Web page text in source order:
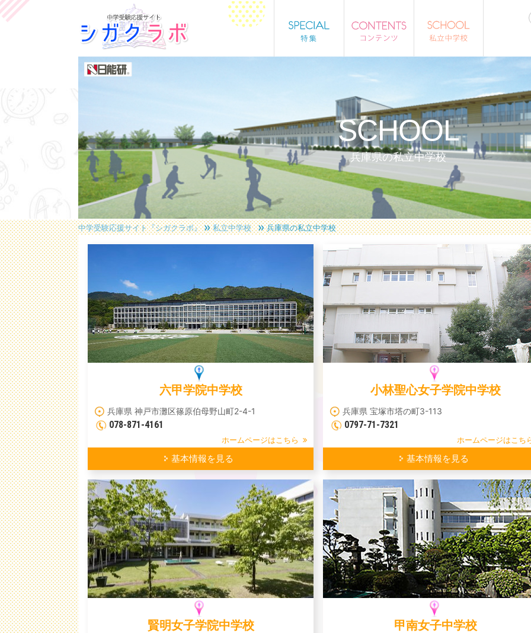
SCHOOL
兵庫県の私立中学校
中学受験応援サイト『シガクラボ』 私立中学校 兵庫県の私立中学校
六甲学院中学校
兵庫県 神戸市灘区篠原伯母野山町2-4-1
078-871-4161
ホームページはこちら
基本情報を見る
小林聖心女子学院中学校
兵庫県 宝塚市塔の町3-113
0797-71-7321
ホームページはこち
基本情報を見る
賢明女子学院中学校 甲南女子中学校